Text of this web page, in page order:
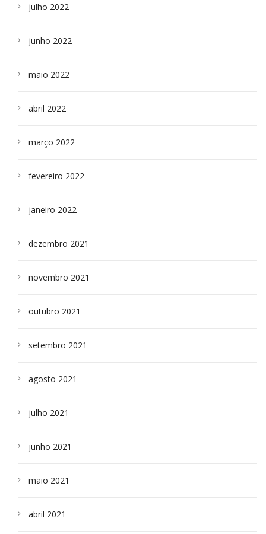
julho 2022
junho 2022
maio 2022
abril 2022
março 2022
fevereiro 2022
janeiro 2022
dezembro 2021
novembro 2021
outubro 2021
setembro 2021
agosto 2021
julho 2021
junho 2021
maio 2021
abril 2021